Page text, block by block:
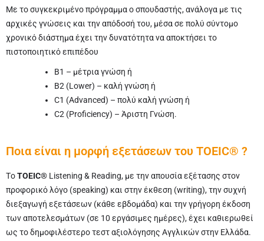
Με το συγκεκριμένο πρόγραμμα ο σπουδαστής, ανάλογα με τις
αρχικές γνώσεις και την απόδοσή του, μέσα σε πολύ σύντομο
χρονικό διάστημα έχει την δυνατότητα να αποκτήσει το
πιστοποιητικό επιπέδου
B1 – μέτρια γνώση ή
Β2 (Lower) – καλή γνώση ή
C1 (Advanced) – πολύ καλή γνώση ή
C2 (Proficiency) – Άριστη Γνώση.
Ποια είναι η μορφή εξετάσεων του TOEIC® ?
TοTOEIC® Listening & Reading, με την απουσία εξέτασης στον
προφορικό λόγο (speaking) και στην έκθεση (writing), την συχνή
διεξαγωγή εξετάσεων (κάθε εβδομάδα) και την γρήγορη έκδοση
των αποτελεσμάτων (σε 10 εργάσιμες ημέρες), έχει καθιερωθεί
ως το δημοφιλέστερο τεστ αξιολόγησης Αγγλικών στην Ελλάδα.